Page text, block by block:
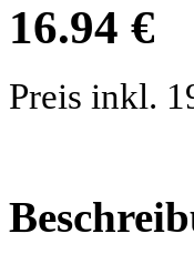
16.94 €
Preis inkl.